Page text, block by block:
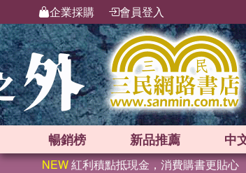
企業採購 會員登入
暢銷榜 新品推薦 中
NEW紅利積點抵現金，消費購書更貼心